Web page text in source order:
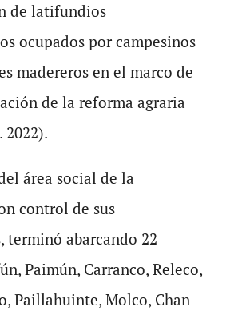
de latifundios
ocupados por campesinos
madereros en el marco de
de la reforma agraria
2022).
área social de la
control de sus
terminó abarcando 22
Paimún, Carranco, Releco,
Paillahuinte, Molco, Chan-